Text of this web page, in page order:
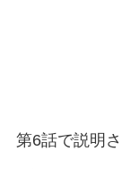
第6話で説明